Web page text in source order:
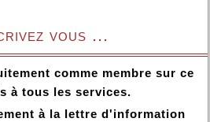
vous ...
comme membre sur ce
à tous les services.
à la lettre d'information